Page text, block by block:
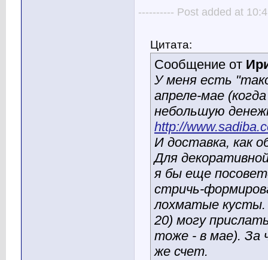
---------- Post added at
Цитата:
Сообщение от
У меня есть
апреле-мае
небольшую
http://
И доставка, как
Для
я бы еще
стричь-
лохматые кусты.
20) могу
тоже - в мае). За
же счет.